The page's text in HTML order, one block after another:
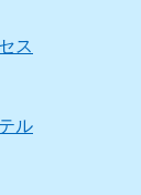
ス
ル